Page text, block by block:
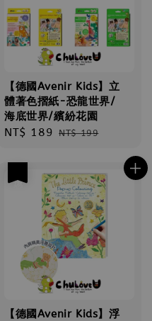
【德國Avenir Kids】立
體著色摺紙-恐龍世界/
海底世界/繽紛花園
Sale
NT$ 189 Regular
NT$ 199
【德國Avenir Kids】浮